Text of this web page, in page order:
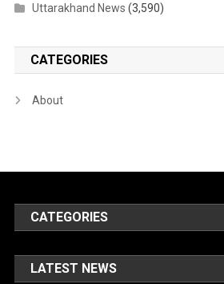
Uttarakhand News (3,590)
CATEGORIES
About
CATEGORIES
LATEST NEWS